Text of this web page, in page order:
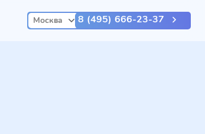
Москва 8 (495) 666-23-37